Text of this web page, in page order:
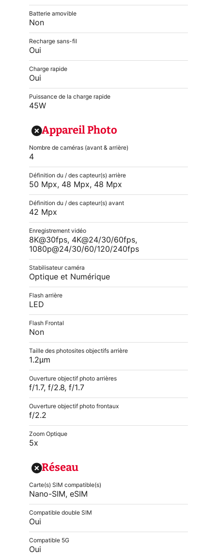
Batterie amovible
Non
Recharge sans-fil
Oui
Charge rapide
Oui
Puissance de la charge rapide
45W
Appareil Photo
Nombre de caméras (avant & arrière)
4
Définition du / des capteur(s) arrière
50 Mpx, 48 Mpx, 48 Mpx
Définition du / des capteur(s) avant
42 Mpx
Enregistrement vidéo
8K@30fps, 4K@24/30/60fps,
1080p@24/30/60/120/240fps
Stabilisateur caméra
Optique et Numérique
Flash arrière
LED
Flash Frontal
Non
Taille des photosites objectifs arrière
1.2µm
Ouverture objectif photo arrières
f/1.7, f/2.8, f/1.7
Ouverture objectif photo frontaux
f/2.2
Zoom Optique
5x
Réseau
Carte(s) SIM compatible(s)
Nano-SIM, eSIM
Compatible double SIM
Oui
Compatible 5G
Oui